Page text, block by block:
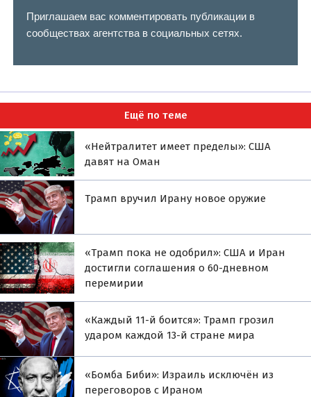
Приглашаем вас комментировать публикации в
сообществах агентства в социальных сетях.
Ещё по теме
«Нейтралитет имеет пределы»: США
давят на Оман
Трамп вручил Ирану новое оружие
«Трамп пока не одобрил»: США и Иран
достигли соглашения о 60-дневном
перемирии
«Каждый 11-й боится»: Трамп грозил
ударом каждой 13-й стране мира
«Бомба Биби»: Израиль исключён из
переговоров с Ираном